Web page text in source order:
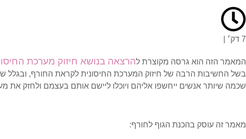
7 דק׳ |
המאמר הזה הוא גרסה מקוצרת להרצאה בנושא חיזוק מערכת
בשל החשיבות הרבה של חיזוק המערכת החיסונית לקראת החורף, ובגלל
שכמה שיותר אנשים ייחשפו אליהם ויוכלו ליישם אותם בעצמם ולחזק את
מאמר זה עוסק בהכנת הגוף לחורף: